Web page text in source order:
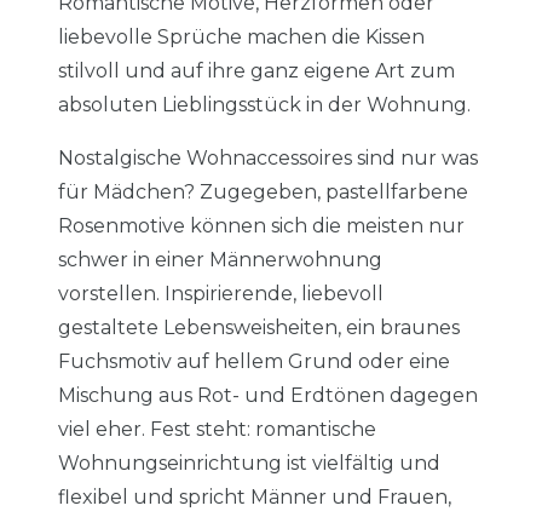
liebevolle Sprüche machen die Kissen
stilvoll und auf ihre ganz eigene Art zum
absoluten Lieblingsstück in der Wohnung.
Nostalgische Wohnaccessoires sind nur was
für Mädchen? Zugegeben, pastellfarbene
Rosenmotive können sich die meisten nur
schwer in einer Männerwohnung
vorstellen. Inspirierende, liebevoll
gestaltete Lebensweisheiten, ein braunes
Fuchsmotiv auf hellem Grund oder eine
Mischung aus Rot- und Erdtönen dagegen
viel eher. Fest steht: romantische
Wohnungseinrichtung ist vielfältig und
flexibel und spricht Männer und Frauen,